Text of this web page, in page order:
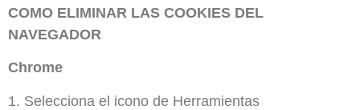
COMO ELIMINAR LAS COOKIES DEL
NAVEGADOR
Chrome
1. Selecciona el icono de Herramientas